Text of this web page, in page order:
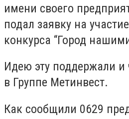
имени своего
подал заявку на
конкурса “Город
Идею эту поддержали и
в Группе Метинвест.
Как сообщили 0629